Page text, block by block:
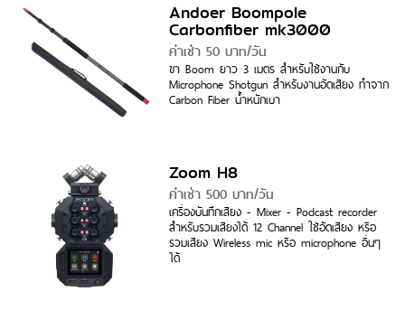
Andoer Boompole
Carbonfiber mk3000
ค่าเช่า 50 บาท/วัน
ขา Boom ยาว 3 เมตร สำหรับใช้งานกับ
Microphone Shotgun สำหรับงานอัดเสียง ทำจาก
Carbon Fiber น้ำหนักเบา
Zoom H8
ค่าเช่า 500 บาท/วัน
เครื่องบันทึกเสียง - Mixer - Podcast recorder
สำหรับรวมเสียงได้ 12 Channel ใช้อัดเสียง หรือ
รวมเสียง Wireless mic หรือ microphone อื่นๆ
ได้